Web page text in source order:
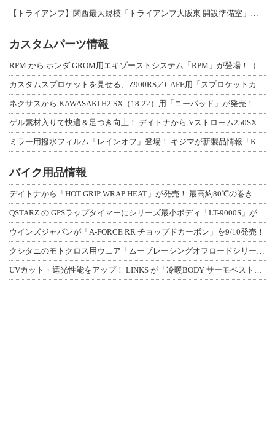
カスタムパーツ情報
ネクサスから KAWASAKI H2 SX（18-22）用「ニーパッド」が発売！
バイク用品情報
デイトナから「HOT GRIP WRAP HEAT」が発売！ 最高約80℃の巻き
QSTARZ の GPSラップタイマーにシリーズ最小ボディ「LT-9000S」が
ウインズジャパンが「A-FORCE RR チョップドカーボン」を9/10発売！